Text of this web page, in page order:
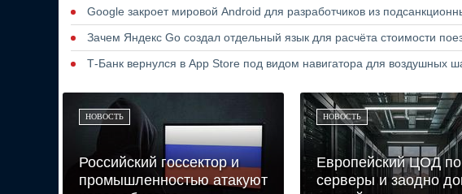
Google закроет мировой Android для разработчиков из
Зачем Яндекс Go создал отдельный язык для расчёта стоимости
Т-Банк вернулся в App Store под видом навигатора для воздушных
НОВОСТЬ
Российский госсектор и
промышленностью атакуют
НОВОСТЬ
Европейский ЦОД
серверы и заодно